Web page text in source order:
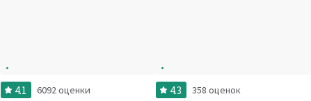
4.1 6092 оценки 4.3 358 оценок